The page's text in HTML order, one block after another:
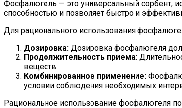
Фосфалюгель — это универсальный сорбент,
способностью и позволяет быстро и
Для рационального использования
Дозировка: Дозировка фосфалюгеля
Продолжительность приема:
веществ.
Комбинированное применение:
условии соблюдения необходимых
Рациональное использование фосфалюгеля